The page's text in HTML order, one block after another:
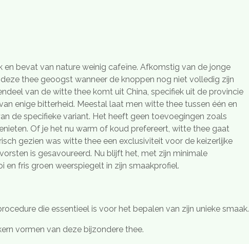
bevat van nature weinig cafeïne. Afkomstig van de jonge
thee geoogst wanneer de knoppen nog niet volledig zijn
van de witte thee komt uit China, specifiek uit de provincie
enige bitterheid. Meestal laat men witte thee tussen één en
de specifieke variant. Het heeft geen toevoegingen zoals
Of je het nu warm of koud prefereert, witte thee gaat
gezien was witte thee een exclusiviteit voor de keizerlijke
is gesavoureerd. Nu blijft het, met zijn minimale
en fris groen weerspiegelt in zijn smaakprofiel.
die essentieel is voor het bepalen van zijn unieke smaak.
vormen van deze bijzondere thee.